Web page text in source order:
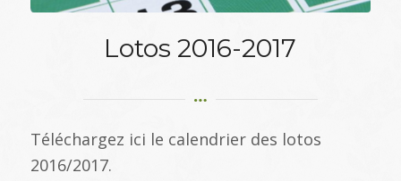
Lotos 2016-2017
Téléchargez ici le calendrier des lotos
2016/2017.